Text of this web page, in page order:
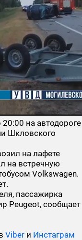
на автодороге
Шкловского
на лафете
на встречную
Volkswagen.
пассажирка
Peugeot, сообщает
Viber и Инстаграм